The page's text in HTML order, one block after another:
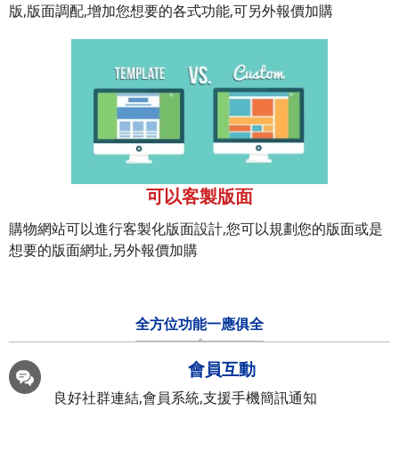
版,版面調配,增加您想要的各式功能,可另外報價加購
可以客製版面
購物網站可以進行客製化版面設計,您可以規劃您的版面或是
想要的版面網址,另外報價加購
全方位功能一應俱全
會員互動
良好社群連結,會員系統,支援手機簡訊通知